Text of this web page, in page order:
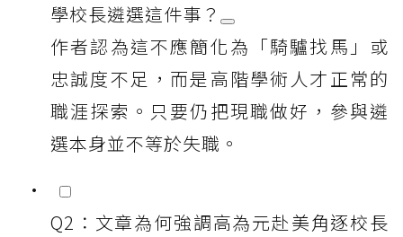
學校長遴選這件事？
作者認為這不應簡化為「騎驢找馬」或
忠誠度不足，而是高階學術人才正常的
職涯探索。只要仍把現職做好，參與遴
選本身並不等於失職。
Q2：文章為何強調高為元赴美角逐校長